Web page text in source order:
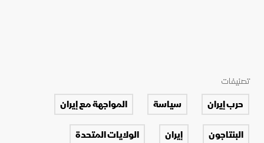
تصنيفات
حرب إيران سياسة
المواجهة مع إيران
البنتاجون
إيران الولايات المتحدة